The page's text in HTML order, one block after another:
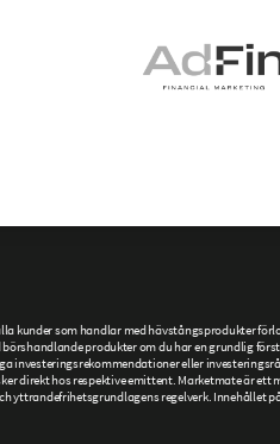
kunder som handlar med hävstångsprodukter
produkter om du har en grundlig
eller
direkt hos respektive emittent. Marketmate är
yttrandefrihetsgrundlagens regelverk. Innehållet